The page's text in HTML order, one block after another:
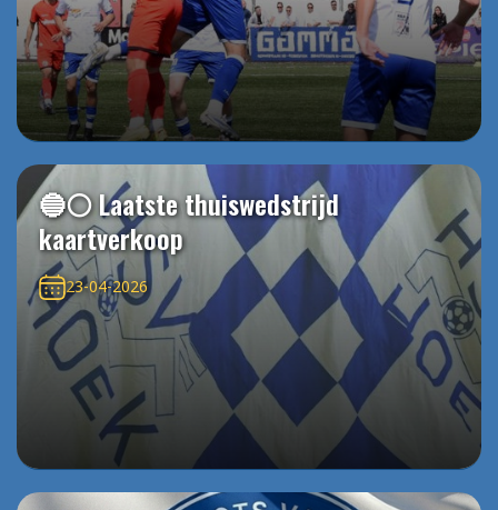
🔵⚪️ Laatste thuiswedstrijd
kaartverkoop
23-04-2026